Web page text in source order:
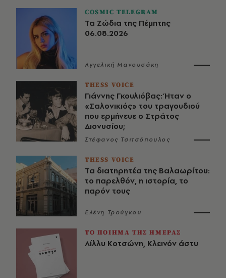
COSMIC TELEGRAM
Τα Ζώδια της Πέμπτης
06.08.2026
Αγγελική Μανουσάκη
THESS VOICE
Γιάννης Γκουλιόβας: Ήταν ο
«Σαλονικιός» του τραγουδιού
που ερμήνευε ο Στράτος
Διονυσίου;
Στέφανος Τσιτσόπουλος
THESS VOICE
Τα διατηρητέα της Βαλαωρίτου:
το παρελθόν, η ιστορία, το
παρόν τους
Ελένη Τρούγκου
ΤΟ ΠΟΙΗΜΑ ΤΗΣ ΗΜΕΡΑΣ
Λίλλυ Κοτσώνη, Κλεινόν άστυ